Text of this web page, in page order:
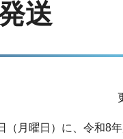
送
（月曜日）に、令和8